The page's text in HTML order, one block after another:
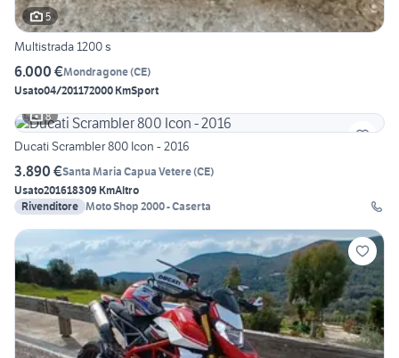
5
Multistrada 1200 s
6.000 €Mondragone(CE)
Usato04/201172000 KmSport
8
Ducati Scrambler 800 Icon - 2016
3.890 €Santa Maria Capua Vetere(CE)
Usato201618309 KmAltro
Rivenditore Moto Shop 2000 - Caserta